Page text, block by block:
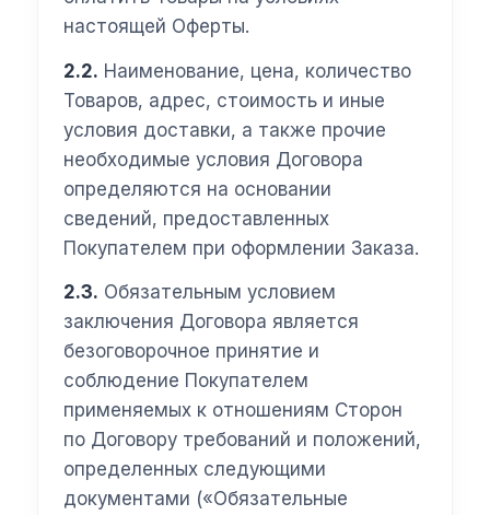
настоящей Оферты.
2.2. Наименование, цена, количество
Товаров, адрес, стоимость и иные
условия доставки, а также прочие
необходимые условия Договора
определяются на основании
сведений, предоставленных
Покупателем при оформлении Заказа.
2.3. Обязательным условием
заключения Договора является
безоговорочное принятие и
соблюдение Покупателем
применяемых к отношениям Сторон
по Договору требований и положений,
определенных следующими
документами («Обязательные